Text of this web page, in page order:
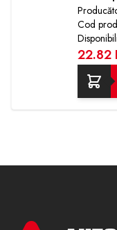
Cod
22.82